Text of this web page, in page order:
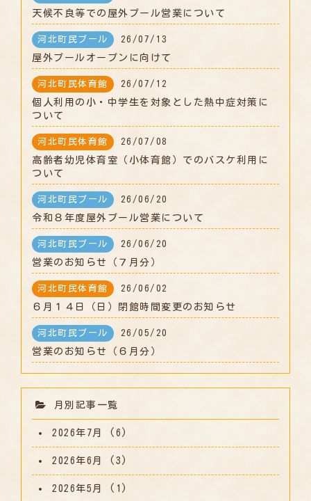
天候不良等での屋外プール営業について
河北町民プール 26/07/13
屋外プールオープンに向けて
河北町民体育館 26/07/12
個人利用の小・中学生を対象とした熱中症対策に
ついて
河北町民体育館 26/07/08
高齢者幼児体育室（小体育館）でのバスケ利用に
ついて
河北町民プール 26/06/20
令和８年度屋外プール営業について
河北町民プール 26/06/20
営業のお知らせ（７月分）
河北町民体育館 26/06/02
６月１４日（日）閉館時間変更のお知らせ
河北町民プール 26/05/20
営業のお知らせ（６月分）
月別記事一覧
2026年7月 (6)
2026年6月 (3)
2026年5月 (1)